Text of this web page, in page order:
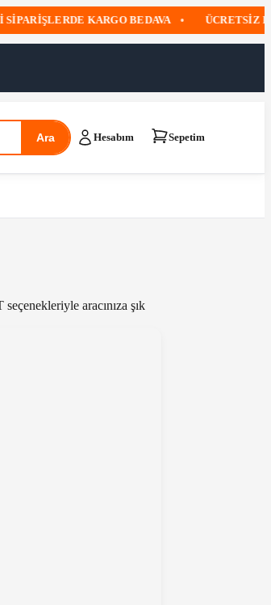
KARGO BEDAVA • ÜCRETSIZ
Ara Hesabım Sepetim
aracınıza şık